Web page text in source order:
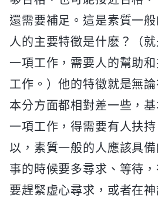
還需要補足。這是素質一
人的主要特徵是什麽？（
一項工作，需要人的幫助
工作。）他的特徵就是無
本分方面都相對差一些，
一項工作，得需要有人扶
以，素質一般的人應該具
事的時候要多尋求、等待
要趕緊虚心尋求，或者在